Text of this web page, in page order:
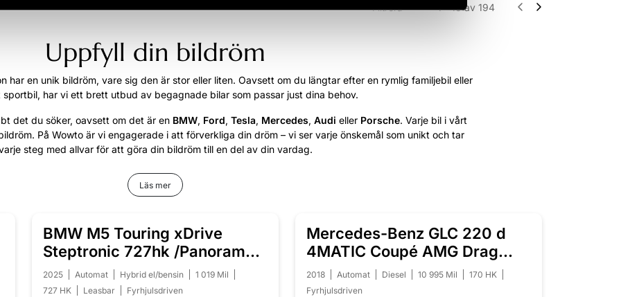
Filtrera 1 - 18av 194
Uppfyll din bildröm
har en unik bildröm, vare sig den är stor eller liten. Oavsett om du längtar efter en rymlig familjebil eller
sportbil, har vi ett brett utbud av begagnade bilar som passar just dina behov.
det du söker, oavsett om det är en BMW, Ford, Tesla, Mercedes, Audi eller Porsche. Varje bil i vårt
På Wowto är vi engagerade i att förverkliga din dröm – vi ser varje önskemål som unikt och tar
steg med allvar för att göra din bildröm till en del av din vardag.
Läs mer
NYINKOMMEN
BMW M5 Touring xDrive
Steptronic 727hk /Panorama /
B&W /Moms
2025 Automat Hybrid el/bensin
1 019 Mil
727 HK
Leasbar Fyrhjulsdriven
NYINKOMMEN
Mercedes-Benz GLC 220 d
4MATIC Coupé AMG Drag
Panorama
2018 Automat Diesel 10 995 Mil
170 HK
Fyrhjulsdriven